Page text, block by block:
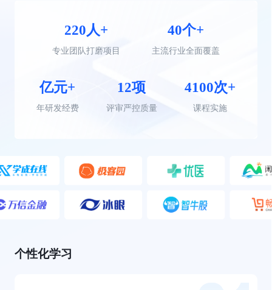
220人+
专业团队打磨项目
40个+
主流行业全面覆盖
亿元+
年研发经费
12项
评审严控质量
4100次+
课程实施
个性化学习